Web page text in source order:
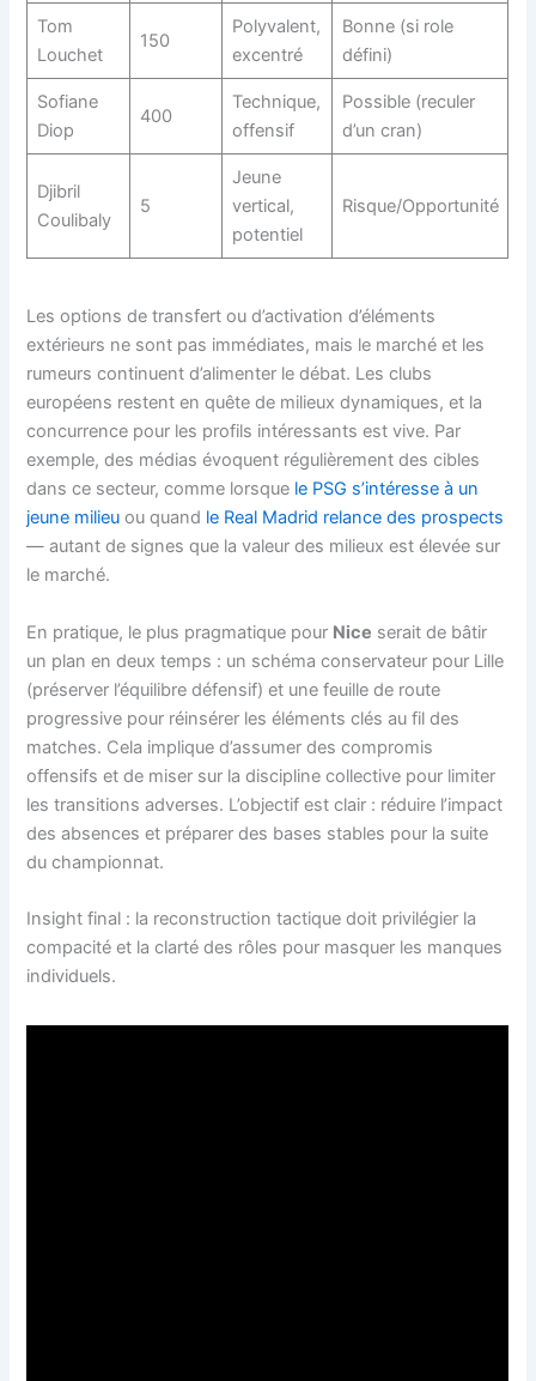
Tom
Louchet
150
Polyvalent,
excentré
Bonne (si role
défini)
Sofiane
Diop
400
Technique,
offensif
Possible (reculer
d’un cran)
Djibril
Coulibaly
5
Jeune
vertical,
potentiel
Risque/Opportunité
Les options de transfert ou d’activation d’éléments
extérieurs ne sont pas immédiates, mais le marché et les
rumeurs continuent d’alimenter le débat. Les clubs
européens restent en quête de milieux dynamiques, et la
concurrence pour les profils intéressants est vive. Par
exemple, des médias évoquent régulièrement des cibles
dans ce secteur, comme lorsque le PSG s’intéresse à un
jeune milieu ou quand le Real Madrid relance des prospects
— autant de signes que la valeur des milieux est élevée sur
le marché.
En pratique, le plus pragmatique pour Nice serait de bâtir
un plan en deux temps : un schéma conservateur pour Lille
(préserver l’équilibre défensif) et une feuille de route
progressive pour réinsérer les éléments clés au fil des
matches. Cela implique d’assumer des compromis
offensifs et de miser sur la discipline collective pour limiter
les transitions adverses. L’objectif est clair : réduire l’impact
des absences et préparer des bases stables pour la suite
du championnat.
Insight final : la reconstruction tactique doit privilégier la
compacité et la clarté des rôles pour masquer les manques
individuels.